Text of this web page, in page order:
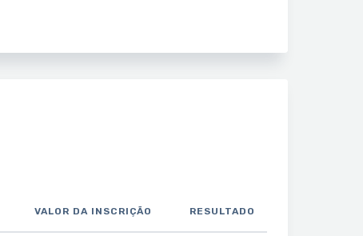
VALOR DA INSCRIÇÃO RESULTADO